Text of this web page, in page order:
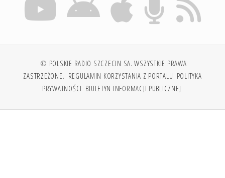
© POLSKIE RADIO SZCZECIN SA. WSZYSTKIE PRAWA
ZASTRZEŻONE. REGULAMIN KORZYSTANIA Z PORTALU POLITYKA
PRYWATNOŚCI BIULETYN INFORMACJI PUBLICZNEJ